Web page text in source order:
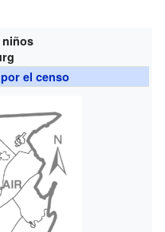
niños
el censo